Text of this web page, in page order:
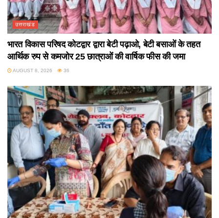
उत्तराखंड
भारत विकास परिषद कोटद्वार द्वारा बेटी पढ़ाओ, बेटी बसाओं के तहत
आर्थिक रुप से कमजोर 25 छात्राओं की वार्षिक फीस की जमा
AUGUST 8, 2026 36